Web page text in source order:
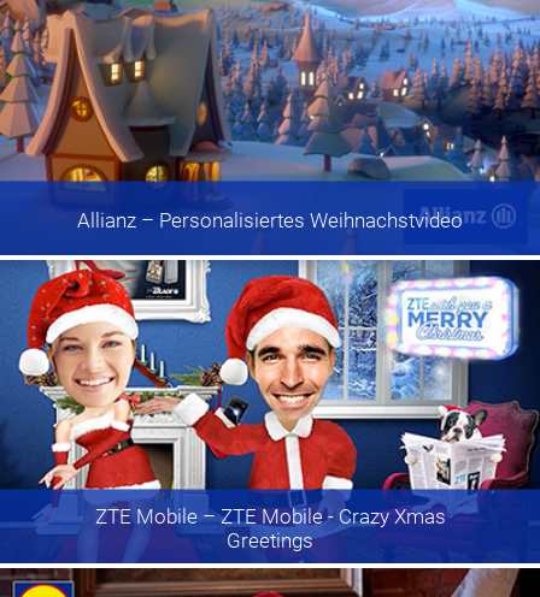
Allianz – Personalisiertes Weihnachstvideo
ZTE Mobile– ZTE Mobile - Crazy Xmas
Greetings